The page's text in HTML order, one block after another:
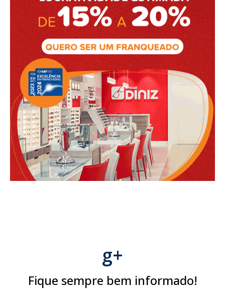
g+
Fique sempre bem informado!